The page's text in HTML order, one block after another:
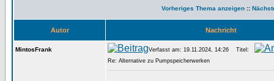
Vorheriges Thema anzeigen ::
Autor Nachricht
MintosFrank Verfasst am: 19.11.2024, 14:26
Titel:
Re: Alternative zu Pumpspeicherwerken